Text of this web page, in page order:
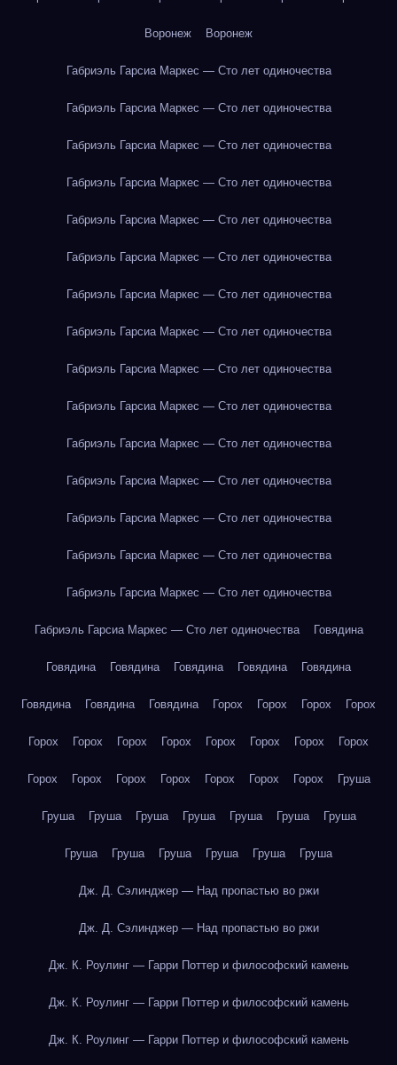
Воронеж Воронеж
Габриэль Гарсиа Маркес — Сто лет одиночества
Габриэль Гарсиа Маркес — Сто лет одиночества
Габриэль Гарсиа Маркес — Сто лет одиночества
Габриэль Гарсиа Маркес — Сто лет одиночества
Габриэль Гарсиа Маркес — Сто лет одиночества
Габриэль Гарсиа Маркес — Сто лет одиночества
Габриэль Гарсиа Маркес — Сто лет одиночества
Габриэль Гарсиа Маркес — Сто лет одиночества
Габриэль Гарсиа Маркес — Сто лет одиночества
Габриэль Гарсиа Маркес — Сто лет одиночества
Габриэль Гарсиа Маркес — Сто лет одиночества
Габриэль Гарсиа Маркес — Сто лет одиночества
Габриэль Гарсиа Маркес — Сто лет одиночества
Габриэль Гарсиа Маркес — Сто лет одиночества
Габриэль Гарсиа Маркес — Сто лет одиночества
Габриэль Гарсиа Маркес — Сто лет одиночества Говядина
Говядина Говядина Говядина Говядина Говядина
Говядина Говядина Говядина Горох Горох Горох Горох
Горох Горох Горох Горох Горох Горох Горох Горох
Горох Горох Горох Горох Горох Горох Горох Груша
Груша Груша Груша Груша Груша Груша Груша
Груша Груша Груша Груша Груша Груша
Дж. Д. Сэлинджер — Над пропастью во ржи
Дж. Д. Сэлинджер — Над пропастью во ржи
Дж. К. Роулинг — Гарри Поттер и философский камень
Дж. К. Роулинг — Гарри Поттер и философский камень
Дж. К. Роулинг — Гарри Поттер и философский камень